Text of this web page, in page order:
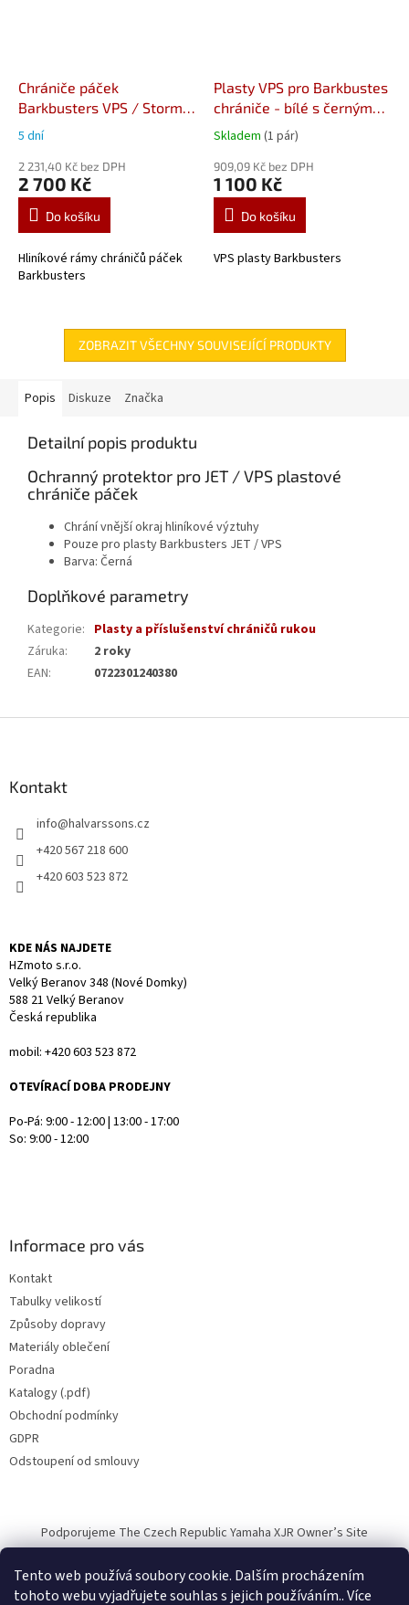
Tento web používá soubory cookie. Dalším procházením
tohoto webu vyjadřujete souhlas s jejich používáním.. Více
Chrániče páček
Barkbusters VPS / Storm
BHG-018-04-NP
5 dní
2 231,40 Kč bez DPH
2 700 Kč
Do košíku
Hliníkové rámy chráničů páček
Barkbusters
Plasty VPS pro Barkbustes
chrániče - bílé s černým
rozšířením VPS-003-01-
Skladem (1 pár)
909,09 Kč bez DPH
1 100 Kč
Do košíku
VPS plasty Barkbusters
ZOBRAZIT VŠECHNY SOUVISEJÍCÍ PRODUKTY
Popis Diskuze Značka
Detailní popis produktu
Ochranný protektor pro JET / VPS plastové
chrániče páček
Chrání vnější okraj hliníkové výztuhy
Pouze pro plasty Barkbusters JET / VPS
Barva: Černá
Doplňkové parametry
Kategorie: Plasty a příslušenství chráničů rukou
Záruka:
2 roky
EAN: 0722301240380
Kontakt
info@halvarssons.cz
+420 567 218 600
+420 603 523 872
KDE NÁS NAJDETE
HZmoto s.r.o.
Velký Beranov 348 (Nové Domky)
588 21 Velký Beranov
Česká republika
mobil: +420 603 523 872
OTEVÍRACÍ DOBA PRODEJNY
Po-Pá: 9:00 - 12:00 | 13:00 - 17:00
So: 9:00 - 12:00
Informace pro vás
Kontakt
Tabulky velikostí
Způsoby dopravy
Materiály oblečení
Poradna
Katalogy (.pdf)
Obchodní podmínky
GDPR
Odstoupení od smlouvy
Podporujeme The Czech Republic Yamaha XJR Owner’s Site